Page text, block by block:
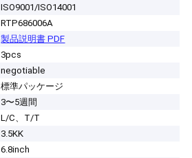
ISO9001/ISO14001
RTP686006A
製品説明書 PDF
3pcs
negotiable
標準パッケージ
3〜5週間
L/C、T/T
3.5KK
6.8inch